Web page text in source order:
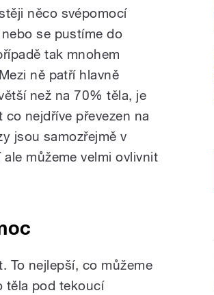
něco svépomocí
se pustíme do
tak mnohem
ně patří hlavně
než na 70% těla, je
nejdříve převezen na
jsou samozřejmě v
můžeme velmi ovlivnit
To nejlepší, co můžeme
těla pod tekoucí